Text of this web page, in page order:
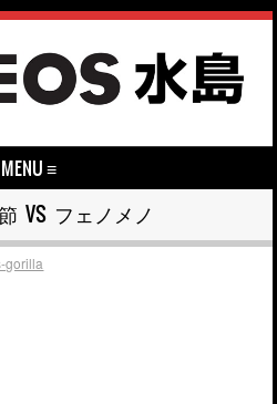
MENU ≡
VS フェノメノ
gorilla